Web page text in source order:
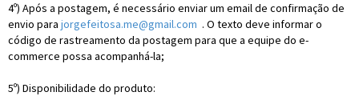
4º) Após a postagem, é necessário enviar um email de confirmação de
envio para jorgefeitosa.me@gmail.com . O texto deve informar o
código de rastreamento da postagem para que a equipe do e-
commerce possa acompanhá-la;
5º) Disponibilidade do produto: